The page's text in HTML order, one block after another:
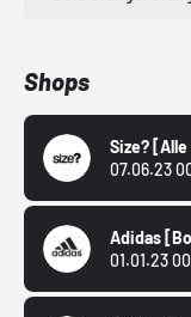
Shops
Size? [Alle
07.06.23
Adidas
01.01.23